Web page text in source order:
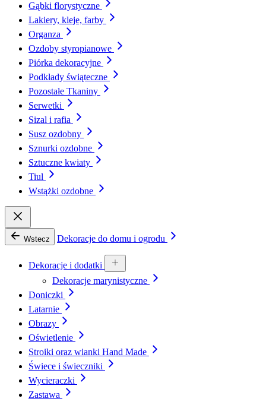
Gąbki florystyczne
Lakiery, kleje, farby
Organza
Ozdoby styropianowe
Piórka dekoracyjne
Podkłady świąteczne
Pozostałe Tkaniny
Serwetki
Sizal i rafia
Susz ozdobny
Sznurki ozdobne
Sztuczne kwiaty
Tiul
Wstążki ozdobne
Wstecz Dekoracje do domu i ogrodu
Dekoracje i dodatki
Dekoracje marynistyczne
Doniczki
Latarnie
Obrazy
Oświetlenie
Stroiki oraz wianki Hand Made
Świece i świeczniki
Wycieraczki
Zastawa